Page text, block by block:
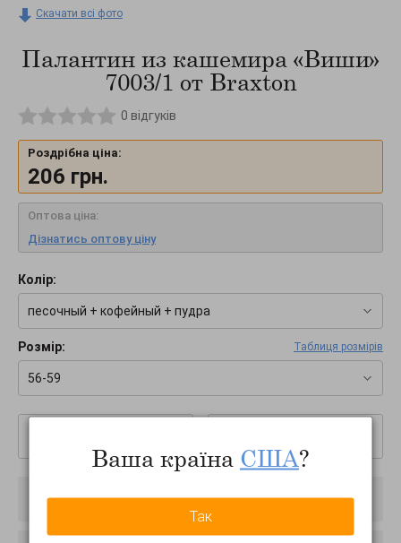
Скачати всі фото
Палантин из кашемира «Виши»
7003/1 от Braxton
0 відгуків
Роздрібна ціна:
206 грн.
Оптова ціна:
Дізнатись оптову ціну
Колір:
песочный + кофейный + пудра
Розмір: Таблиця розмірів
56-59
Товар вимкнено
Ваша країна США?
Так